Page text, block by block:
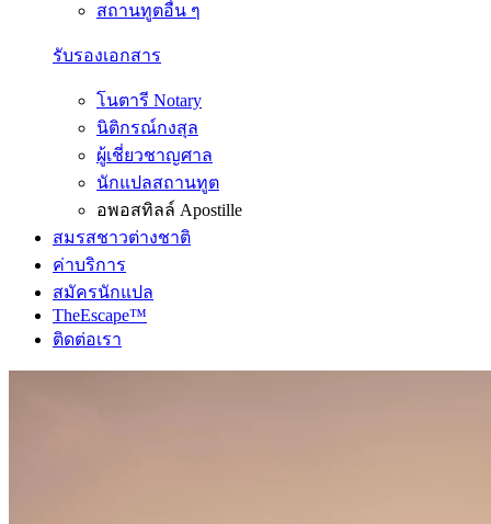
สถานทูตอื่น ๆ
รับรองเอกสาร
โนตารี Notary
นิติกรณ์กงสุล
ผู้เชี่ยวชาญศาล
นักแปลสถานทูต
อพอสทิลล์ Apostille
สมรสชาวต่างชาติ
ค่าบริการ
สมัครนักแปล
TheEscape™
ติดต่อเรา